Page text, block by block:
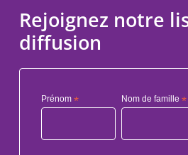
Rejoignez notre
diffusion
Prénom * Nom de famille*